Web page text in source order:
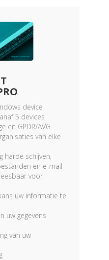
device
5 devices
en GPDR/AVG
van elke
harde schijven,
en e-mail
voor
uw informatie te
uw gegevens
van uw